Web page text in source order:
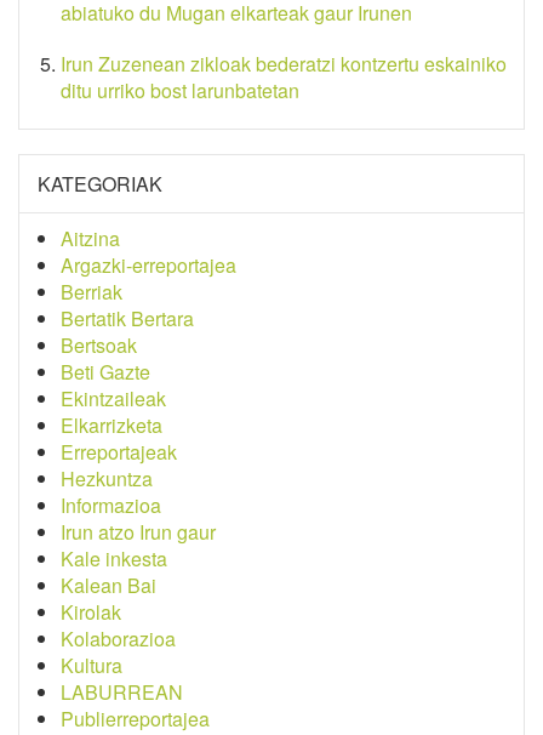
abiatuko du Mugan elkarteak gaur Irunen
Irun Zuzenean zikloak bederatzi kontzertu eskainiko
ditu urriko bost larunbatetan
KATEGORIAK
Aitzina
Argazki-erreportajea
Berriak
Bertatik Bertara
Bertsoak
Beti Gazte
Ekintzaileak
Elkarrizketa
Erreportajeak
Hezkuntza
Informazioa
Irun atzo Irun gaur
Kale inkesta
Kalean Bai
Kirolak
Kolaborazioa
Kultura
LABURREAN
Publierreportajea